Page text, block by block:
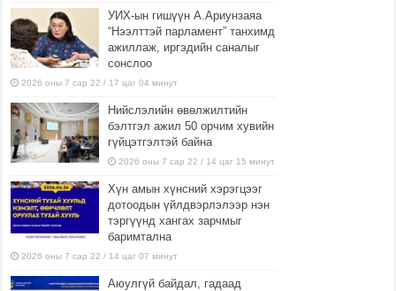
УИХ-ын гишүүн А.Ариунзаяа
“Нээлттэй парламент” танхимд
ажиллаж, иргэдийн саналыг
сонслоо
2026 оны 7 сар 22 / 17 цаг 04 минут
Нийслэлийн өвөлжилтийн
бэлтгэл ажил 50 орчим хувийн
гүйцэтгэлтэй байна
2026 оны 7 сар 22 / 14 цаг 15 минут
Хүн амын хүнсний хэрэгцээг
дотоодын үйлдвэрлэлээр нэн
тэргүүнд хангах зарчмыг
баримтална
2026 оны 7 сар 22 / 14 цаг 07 минут
Аюулгүй байдал, гадаад